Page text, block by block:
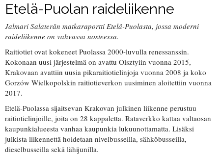
Etelä-Puolan raideliikenne
Jalmari Salaterän matkaraportti Etelä-Puolasta, jossa moderni
raideliikenne on vahvassa nosteessa.
Raitiotiet ovat kokeneet Puolassa 2000-luvulla renessanssin.
Kokonaan uusi järjestelmä on avattu Olsztyiin vuonna 2015,
Krakovaan avattiin uusia pikaraitiotielinjoja vuonna 2008 ja koko
Gorzów Wielkopolskin raitiotieverkon uusiminen aloitettiin vuonna
2017.
Etelä-Puolassa sijaitsevan Krakovan julkinen liikenne perustuu
raitiotielinjoille, joita on 28 kappaletta. Rataverkko kattaa valtaosan
kaupunkialueesta vanhaa kaupunkia lukuunottamatta. Lisäksi
julkista liikennettä hoidetaan nivelbusseilla, sähköbusseilla,
dieselbusseilla sekä lähijunilla.